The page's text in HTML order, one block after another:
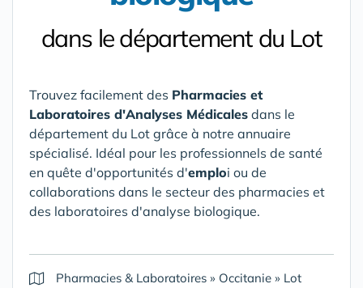
dans le département du Lot
Trouvez facilement des Pharmacies et
Laboratoires d'Analyses Médicales dans le
département du Lot grâce à notre annuaire
spécialisé. Idéal pour les professionnels de santé
en quête d'opportunités d'emploi ou de
collaborations dans le secteur des pharmacies et
des laboratoires d'analyse biologique.
Pharmacies & Laboratoires » Occitanie » Lot